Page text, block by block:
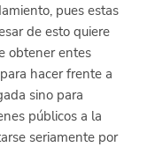
pues estas
de esto quiere
obtener entes
hacer frente a
sino para
públicos a la
seriamente por